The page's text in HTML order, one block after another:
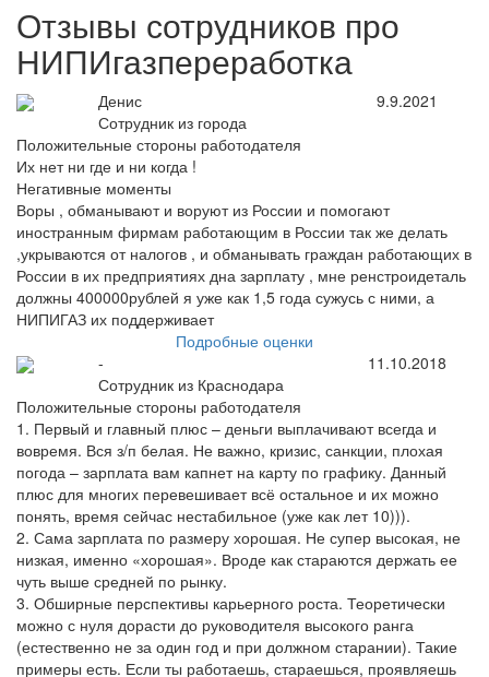
Отзывы сотрудников про
НИПИгазпереработка
Денис
Сотрудник из города
9.9.2021
Положительные стороны работодателя
Их нет ни где и ни когда !
Негативные моменты
Воры , обманывают и воруют из России и помогают
иностранным фирмам работающим в России так же делать
,укрываются от налогов , и обманывать граждан работающих в
России в их предприятиях дна зарплату , мне ренстроидеталь
должны 400000рублей я уже как 1,5 года сужусь с ними, а
НИПИГАЗ их поддерживает
Подробные оценки
-
Сотрудник из Краснодара
11.10.2018
Положительные стороны работодателя
1. Первый и главный плюс – деньги выплачивают всегда и
вовремя. Вся з/п белая. Не важно, кризис, санкции, плохая
погода – зарплата вам капнет на карту по графику. Данный
плюс для многих перевешивает всё остальное и их можно
понять, время сейчас нестабильное (уже как лет 10))).
2. Сама зарплата по размеру хорошая. Не супер высокая, не
низкая, именно «хорошая». Вроде как стараются держать ее
чуть выше средней по рынку.
3. Обширные перспективы карьерного роста. Теоретически
можно с нуля дорасти до руководителя высокого ранга
(естественно не за один год и при должном старании). Такие
примеры есть. Если ты работаешь, стараешься, проявляешь